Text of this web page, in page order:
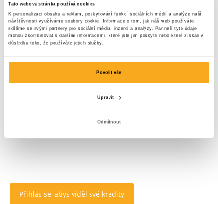
Tato webová stránka používá cookies
K personalizaci obsahu a reklam, poskytování funkcí sociálních médií a analýze naší
návštěvnosti využíváme soubory cookie. Informace o tom, jak náš web používáte,
sdílíme se svými partnery pro sociální média, inzerci a analýzy. Partneři tyto údaje
mohou zkombinovat s dalšími informacemi, které jste jim poskytli nebo které získali v
důsledku toho, že používáte jejich služby.
Povolit vše
Upravit
Odmítnout
Přihlas se, abys viděl své kredity